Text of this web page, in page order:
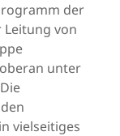
der
von
unter
vielseitiges